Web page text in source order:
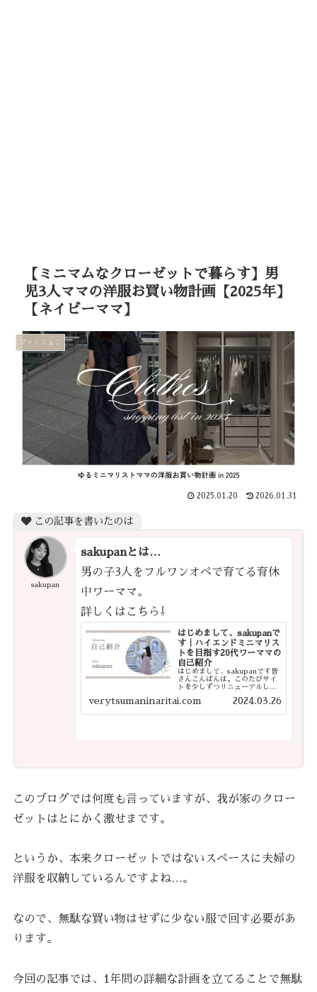
【ミニマムなクローゼットで暮らす】男
児3人ママの洋服お買い物計画【2025年】
【ネイビーママ】
ファッション
2025.01.20 2026.01.31
この記事を書いたのは
sakupan
sakupanとは…
男の子3人をフルワンオペで育てる育休
中ワーママ。
詳しくはこちら⇩
はじめまして、sakupanで
す｜ハイエンドミニマリス
トを目指す20代ワーママの
自己紹介
はじめまして、sakupanです皆
さんこんばんは。このたびサイ
トを少しずつリニューアルした
ください。今後は、これまで書
verytsumaninaritai.com 2024.03.26
このブログでは何度も言っていますが、我が家のクロー
ゼットはとにかく激せまです。
というか、本来クローゼットではないスペースに夫婦の
洋服を収納しているんですよね…。
なので、無駄な買い物はせずに少ない服で回す必要があ
ります。
今回の記事では、1年間の詳細な計画を立てることで無駄